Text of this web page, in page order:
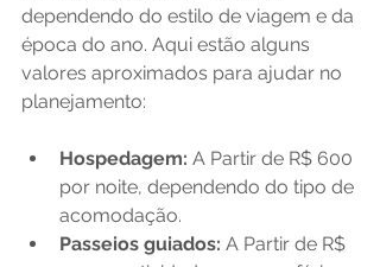
dependendo do estilo de viagem e da
época do ano. Aqui estão alguns
valores aproximados para ajudar no
planejamento:
Hospedagem: A Partir de R$ 600
por noite, dependendo do tipo de
acomodação.
Passeios guiados: A Partir de R$